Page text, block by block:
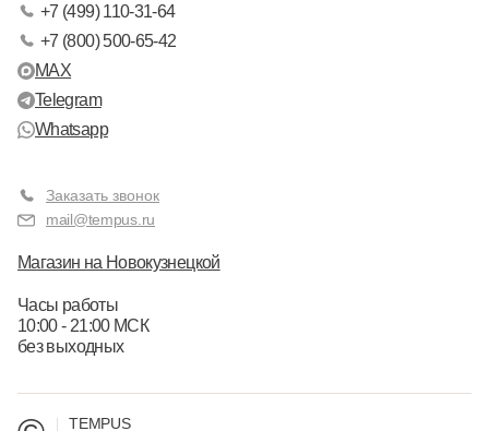
+7 (499) 110-31-64
+7 (800) 500-65-42
MAX
Telegram
Whatsapp
Заказать звонок
mail@tempus.ru
Магазин на Новокузнецкой
Часы работы
10:00 - 21:00 МСК
без выходных
TEMPUS